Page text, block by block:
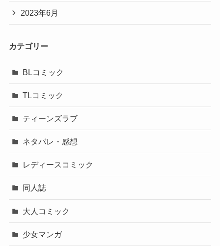
2023年6月
カテゴリー
BLコミック
TLコミック
ティーンズラブ
ネタバレ・感想
レディースコミック
同人誌
大人コミック
少女マンガ